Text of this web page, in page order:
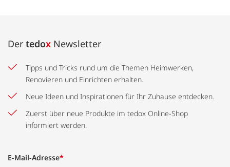
Der tedox Newsletter
Tipps und Tricks rund um die Themen Heimwerken,
Renovieren und Einrichten erhalten.
Neue Ideen und Inspirationen für Ihr Zuhause entdecken.
Zuerst über neue Produkte im tedox Online-Shop
informiert werden.
E-Mail-Adresse*